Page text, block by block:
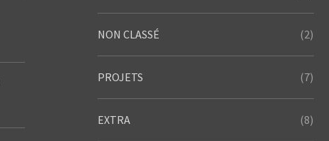
NON CLASSÉ (2)
PROJETS (7)
EXTRA (8)